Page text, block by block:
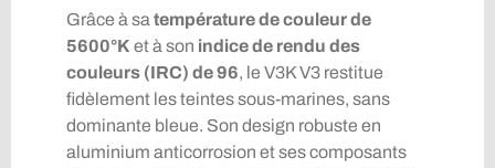
Grâce à sa température de couleur de
5600°K et à son indice de rendu des
couleurs (IRC) de 96, le V3K V3 restitue
fidèlement les teintes sous-marines, sans
dominante bleue. Son design robuste en
aluminium anticorrosion et ses composants